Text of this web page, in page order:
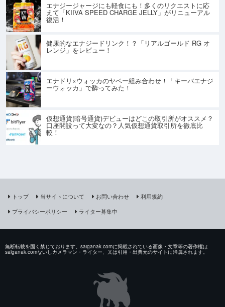
エナジージャージにも軽食にも！多くのリクエストに応
えて「KIIVA SPEED CHARGE JELLY」がリニューアル
復活！
健康的なエナジードリンク！？「リアルゴールド RG オ
レンジ」をレビュー！
エナドリ×ウォッカのヤベー組み合わせ！「キーバエナジ
ーウォッカ」で酔ってみた！
仮想通貨(暗号通貨)デビューはどこの取引所がオススメ？
口座開設って大変なの？人気仮想通貨取引所を徹底比
較！
トップ 当サイトについて お問い合わせ
利用規約
プライバシーポリシー
ライター募集中
無断転載を固く禁じております。saiganak.comに掲載されている画像・文章等の著作権は
saiganak.comないしカメラマン・ライター、又は引用・出典元のサイトに帰属されます。